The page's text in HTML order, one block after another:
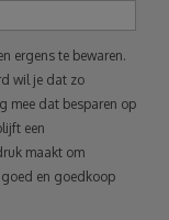
ergens te bewaren.
wil je dat zo
mee dat besparen op
een
maakt om
en goedkoop